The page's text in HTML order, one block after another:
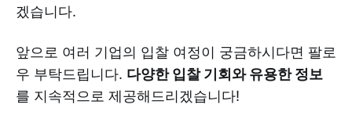
겠습니다.
앞으로 여러 기업의 입찰 여정이 궁금하시다면 팔로
우 부탁드립니다. 다양한 입찰 기회와 유용한 정보
를 지속적으로 제공해드리겠습니다!